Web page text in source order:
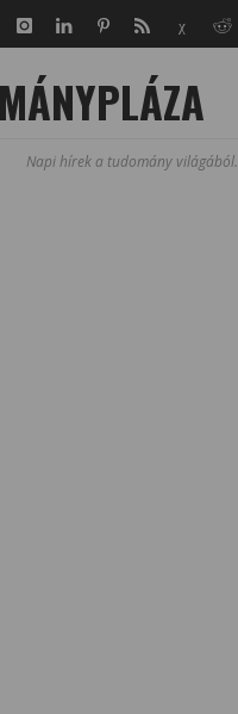
Napi hírek a tudomány világából.